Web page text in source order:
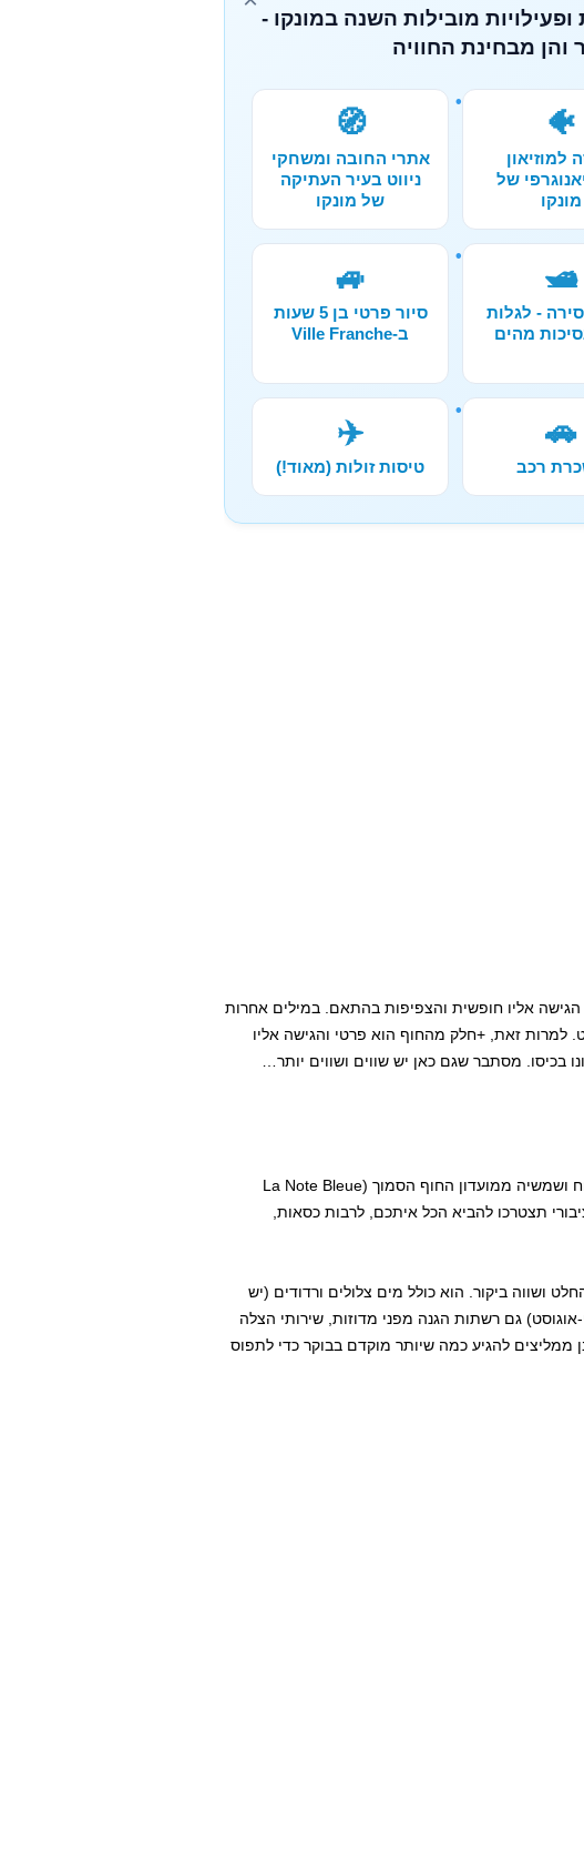
מובילות השנה במונקו -
והן מבחינת החוויה
🐠
למוזיאון
של
מונקו
🧭
אתרי החובה ומשחקי
ניווט בעיר העתיקה
של מונקו
🛥️
- לגלות
מהים
🚙
סיור פרטי בן 5 שעות
ב-Ville Franche
🚗
רכב
✈️
טיסות זולות (מאוד!)
הגישה אליו חופשית והצפיפות בהתאם. במילים אחרות
למרות זאת, +חלק מהחוף הוא פרטי והגישה אליו
בכיסו. מסתבר שגם כאן יש שווים ושווים יותר…
שימו לב – בחופים הפרטיים תוכלו לשכור כיסא נוח ושמשיה ממועדון החוף הסמוך (La Note Bleue
תצטרכו להביא הכל איתכם, לרבות כסאות,
ושווה ביקור. הוא כולל מים צלולים ורדודים (יש
גם רשתות הגנה מפני מדוזות, שירותי הצלה
כמובן ממליצים להגיע כמה שיותר מוקדם בבוקר כדי לתפוס